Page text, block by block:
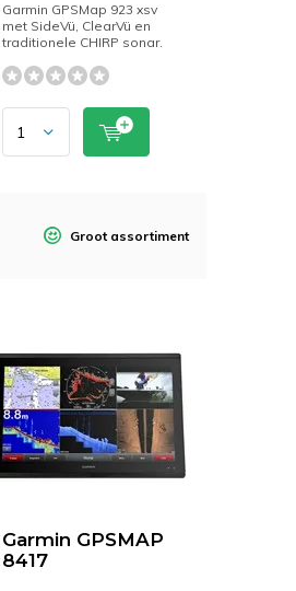
Garmin GPSMap 923 xsv
met SideVü, ClearVü en
traditionele CHIRP sonar.
Groot assortiment
Garmin GPSMAP
8417